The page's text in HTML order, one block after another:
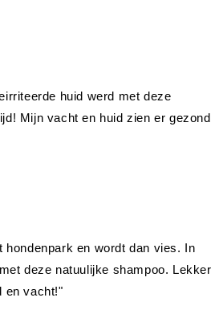
huid werd met deze
Mijn vacht en huid zien er gezond
hondenpark en wordt dan vies. In
deze natuulijke shampoo. Lekker
en vacht!"